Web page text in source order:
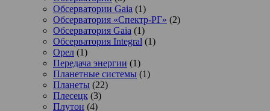
Обсерватории Gaia (1)
Обсерватория «Спектр-РГ» (2)
Обсерватория Gaia (1)
Обсерватория Integral (1)
Орел (1)
Передача энергии (1)
Планетные системы (1)
Планеты (22)
Плесецк (3)
Плутон (4)